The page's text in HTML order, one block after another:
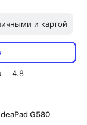
и картой
4.8
G580